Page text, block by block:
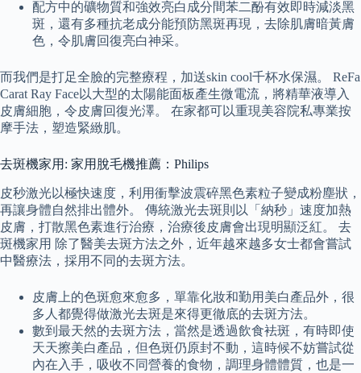
配方中的礦物質和強效亮白成分間苯二酚有效即時減淡黑
斑，還有多種抗老成分能預防黑斑再現，去除肌膚暗黃膚
色，令肌膚回復亮白神采。
而我們是打足全臉的完整療程，加送skin cool千杯水保濕。 ReFa
Carat Ray Face以大型的太陽能面板產生微電流，將精華液導入
皮膚細胞，令皮膚回復光澤。 在家都可以重現美容院私專業按
摩手法，塑造緊緻肌。
去斑機家用: 家用脫毛機推薦：Philips
皮秒激光以極快速度，利用衝擊波震碎黑色素粒子變成粉塵狀，
再讓身體自然排出體外。 傳統激光去斑則以「納秒」速度加熱
皮膚，打散黑色素進行治療，治療後皮膚會出現明顯泛紅。 去
斑機家用 除了醫美去斑方法之外，近年越來越多女士都會嘗試
中醫療法，採用不同的去斑方法。
皮膚上的色斑愈來愈多，單靠化妝和勤用美白產品外，很
多人都覺得做激光去斑是來得更徹底的去斑方法。
數到最天然的去斑方法，當然是透過飲食袪斑，有時即使
天天擦美白產品，但色斑仍原封不動，這時候不妨嘗試從
內在入手，吸收不同營養的食物，調理身體體質，也是一